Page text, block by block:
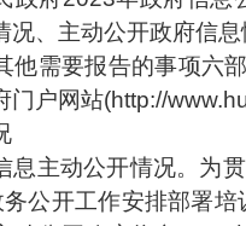
况、主动公开政府信
他需要报告的事项六
门户网站(http://
息主动公开情况。为
务公开工作安排部署